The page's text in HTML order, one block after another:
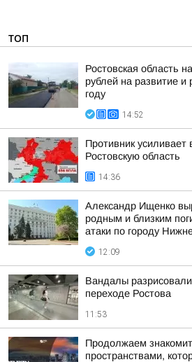
ТОП
Ростовская область
рублей на развитие и
году
14:52
Противник
Ростовскую область
14:36
Александр Ищенко
родным и близким
атаки по городу
12:09
Вандалы
переходе Ростова
11:53
Продолжаем
пространствами,